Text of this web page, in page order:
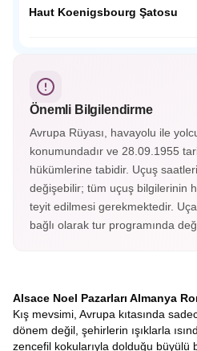
gibidir.
Çağdan kalma tarihi yapılarıyla
Haut Koenigsbourg Şatosu
kullanılan aletler, silahlar,
odaları ve eşsiz süslemelerle
tarihi yolculuk hiç bitmesin
Şatosu’nun içerisini gezmek
gezebileceksiniz.
Önemli Bilgilendirme
Avrupa Rüyası, havayolu ile
konumundadır ve 28.09.1955
hükümlerine tabidir. Uçuş
değişebilir; tüm uçuş bilgilerinin
teyit edilmesi gerekmektedir.
bağlı olarak tur programında
Alsace Noel Pazarları Almanya
Kış mevsimi, Avrupa kıtasında
dönem değil, şehirlerin ışıklarla
zencefil kokularıyla dolduğu büyülü